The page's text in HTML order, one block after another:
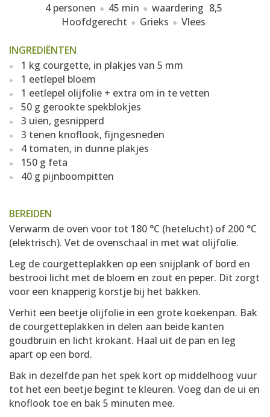
4 personen 45 min waardering 8,5
Hoofdgerecht
Grieks Vlees
INGREDIËNTEN
1 kg courgette, in plakjes van 5 mm
1 eetlepel bloem
1 eetlepel olijfolie + extra om in te vetten
50 g gerookte spekblokjes
3 uien, gesnipperd
3 tenen knoflook, fijngesneden
4 tomaten, in dunne plakjes
150 g feta
40 g pijnboompitten
BEREIDEN
Verwarm de oven voor tot 180 °C (hetelucht) of 200 °C
(elektrisch). Vet de ovenschaal in met wat olijfolie.
Leg de courgetteplakken op een snijplank of bord en
bestrooi licht met de bloem en zout en peper. Dit zorgt
voor een knapperig korstje bij het bakken.
Verhit een beetje olijfolie in een grote koekenpan. Bak
de courgetteplakken in delen aan beide kanten
goudbruin en licht krokant. Haal uit de pan en leg
apart op een bord.
Bak in dezelfde pan het spek kort op middelhoog vuur
tot het een beetje begint te kleuren. Voeg dan de ui en
knoflook toe en bak 5 minuten mee.